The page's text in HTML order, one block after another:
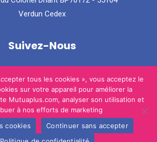
Verdun Cedex
Suivez-Nous
Instagram
Facebook
tous les cookies », vous acceptez le
sur votre appareil pour améliorer la
Mutuaplus.com, analyser son utilisation et
à nos efforts de marketing
cookies
Continuer sans accepter